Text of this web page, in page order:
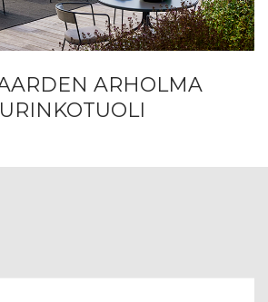
ARHOLMA